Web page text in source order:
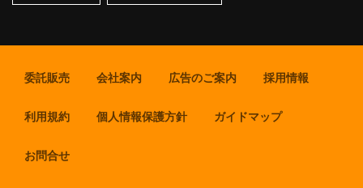
委託販売 会社案内 広告のご案内 採用情報
利用規約 個人情報保護方針 ガイドマップ
お問合せ